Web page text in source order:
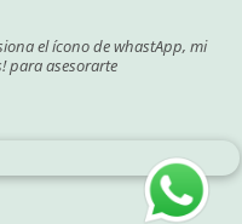
el ícono de whastApp, mi
para asesorarte